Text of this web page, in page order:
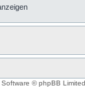
© phpBB Limited